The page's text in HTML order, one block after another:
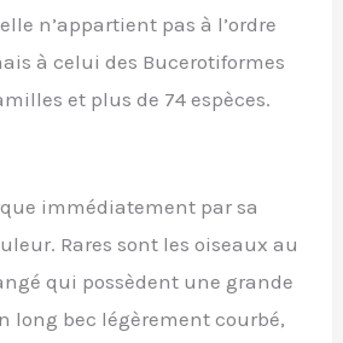
n’appartient pas à l’ordre
à celui des Bucerotiformes
et plus de 74 espèces.
immédiatement par sa
Rares sont les oiseaux au
qui possèdent une grande
long bec légèrement courbé,